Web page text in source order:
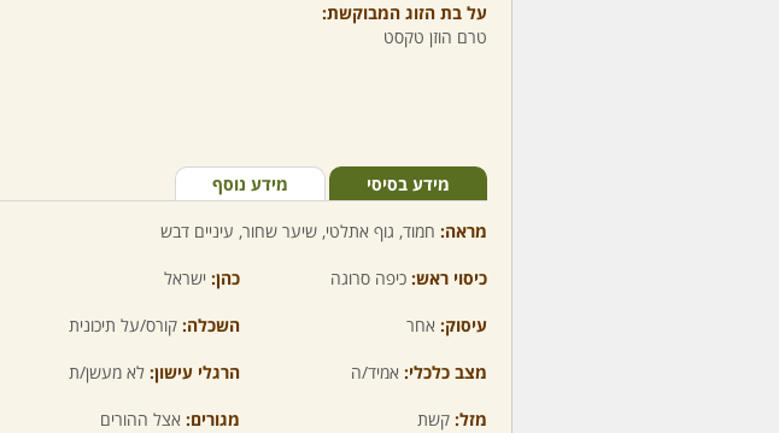
על בת הזוג המבוקשת:
טרם הוזן טקסט
מידע בסיסי מידע נוסף
מראה: חמוד, גוף אתלטי, שיער שחור, עיניים דבש
כיסוי ראש: כיפה סרוגה כהן: ישראל
עיסוק: אחר השכלה: קורס/על תיכונית
מצב כלכלי: אמיד/ה הרגלי עישון: לא מעשן/ת
מזל: קשת מגורים: אצל ההורים